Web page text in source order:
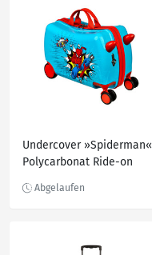
Undercover »Spiderman«
Polycarbonat Ride-on